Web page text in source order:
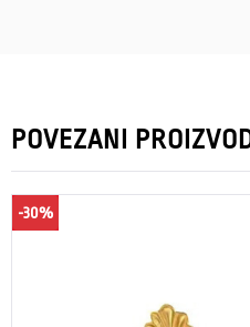
POVEZANI
-30%